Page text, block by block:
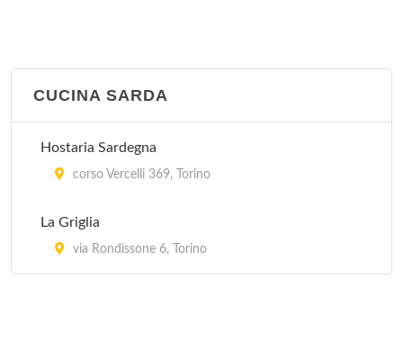
CUCINA SARDA
Hostaria Sardegna
corso Vercelli 369, Torino
La Griglia
via Rondissone 6, Torino